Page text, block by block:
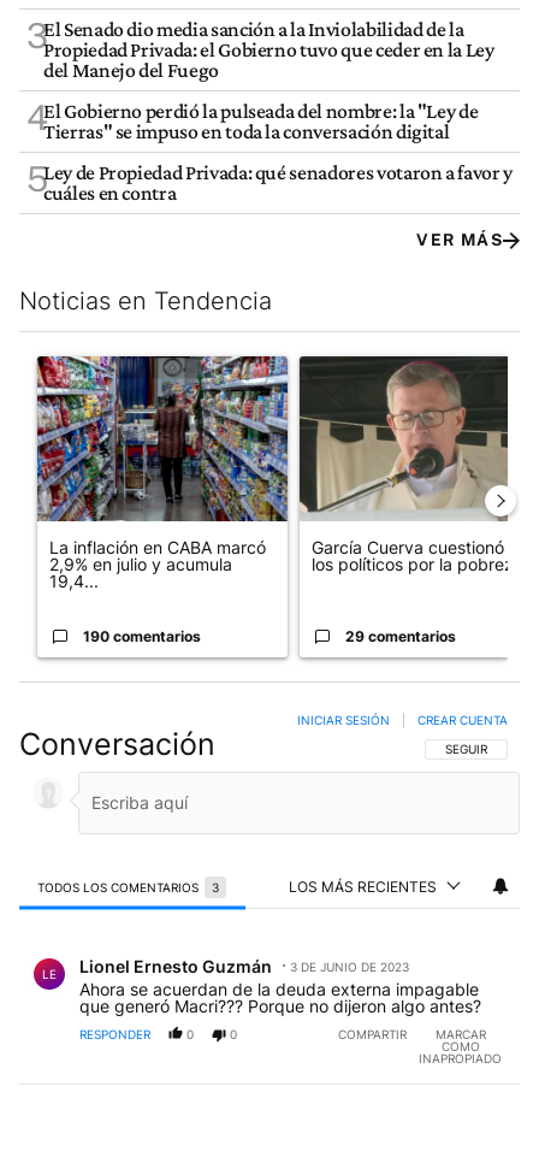
3El Senado dio media sanción a la Inviolabilidad de la
Propiedad Privada: el Gobierno tuvo que ceder en la Ley
del Manejo del Fuego
4El Gobierno perdió la pulseada del nombre: la "Ley de
Tierras" se impuso en toda la conversación digital
5Ley de Propiedad Privada: qué senadores votaron a favor y
cuáles en contra
VER MÁS
Noticias en Tendencia
Este listado muestra los artículos con más comentarios en los
Un artículo de tendencia con el título "La inflación en CABA
La inflación en CABA marcó
2,9% en julio y acumula
19,4...
190 comentarios
Un artículo de tendencia con
García Cuerva cuestionó a
los políticos por la pobreza
29 comentarios
Conversación SIGA ESTA
SEGUIR
INICIAR SESIÓN CREAR CUENTA
TODOS LOS COMENTARIOS 3 LOS MÁS RECIENTES
LE Lionel Ernesto Guzmán 3 DE JUNIO DE 2023
Ahora se acuerdan de la deuda externa impagable
que generó Macri??? Porque no dijeron algo antes?
RESPONDER 0 0 COMPARTIR
MARCAR
COMO
INAPROPIADO